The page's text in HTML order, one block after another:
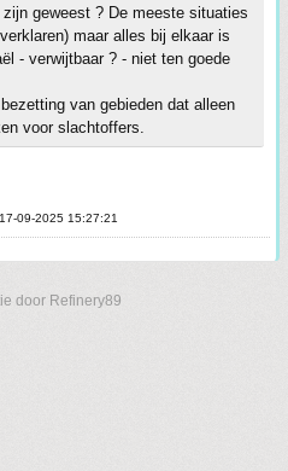
geweest ? De meeste situaties
maar alles bij elkaar is
- verwijtbaar ? - niet ten goede
van gebieden dat alleen
voor slachtoffers.
09-2025 15:27:21
door Refinery89